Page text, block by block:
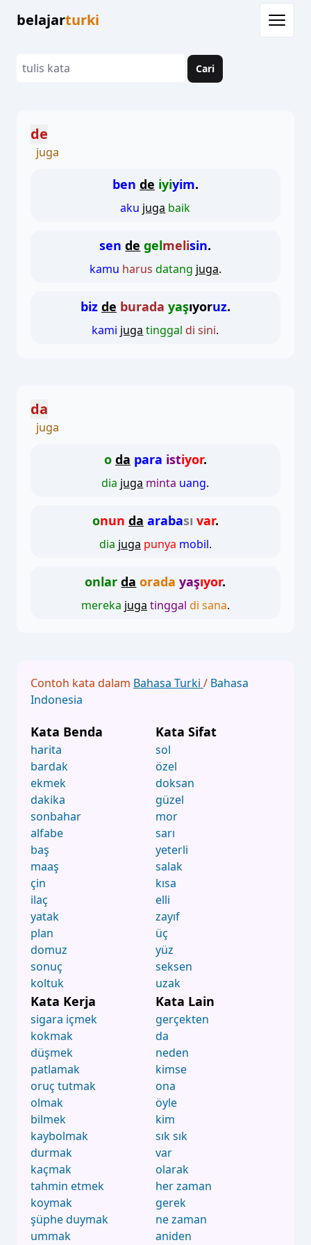
belajarturki
Cari
de
juga
ben de iyiyim.
aku juga baik
sen de gelmelisin.
kamu harus datang juga.
biz de burada yaşıyoruz.
kami juga tinggal di sini.
da
juga
o da para istiyor.
dia juga minta uang.
onun da arabası var.
dia juga punya mobil.
onlar da orada yaşıyor.
mereka juga tinggal di sana.
Contoh kata dalam Bahasa Turki / Bahasa
Indonesia
Kata Benda
harita
bardak
ekmek
dakika
sonbahar
alfabe
baş
maaş
çin
ilaç
yatak
plan
domuz
sonuç
koltuk
Kata Sifat
sol
özel
doksan
güzel
mor
sarı
yeterli
salak
kısa
elli
zayıf
üç
yüz
seksen
uzak
Kata Kerja
sigara içmek
kokmak
düşmek
patlamak
oruç tutmak
olmak
bilmek
kaybolmak
durmak
kaçmak
tahmin etmek
koymak
şüphe duymak
ummak
Kata Lain
gerçekten
da
neden
kimse
ona
öyle
kim
sık sık
var
olarak
her zaman
gerek
ne zaman
aniden